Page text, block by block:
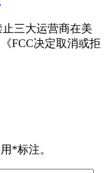
三大运营商在美
FCC决定取消或拒
*标注。